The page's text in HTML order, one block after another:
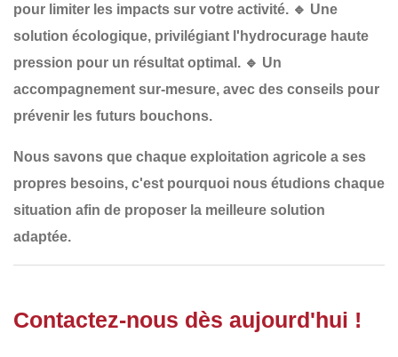
pour limiter les impacts sur votre activité. 🔹 Une
solution écologique, privilégiant l'hydrocurage haute
pression pour un résultat optimal. 🔹 Un
accompagnement sur-mesure, avec des conseils pour
prévenir les futurs bouchons.
Nous savons que chaque exploitation agricole a ses
propres besoins, c'est pourquoi nous étudions chaque
situation afin de proposer la meilleure solution
adaptée.
Contactez-nous dès aujourd'hui !